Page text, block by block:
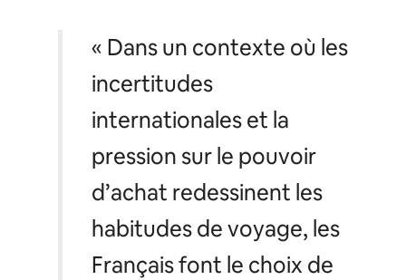
« Dans un contexte où les
incertitudes
internationales et la
pression sur le pouvoir
d’achat redessinent les
habitudes de voyage, les
Français font le choix de